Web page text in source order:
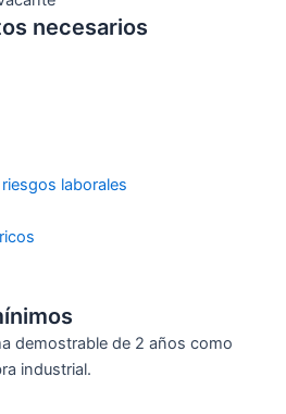
necesarios
laborales
demostrable de 2 años como
industrial.